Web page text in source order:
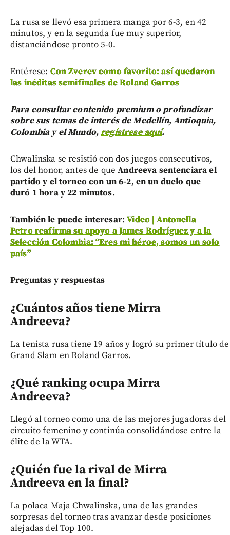
La rusa se llevó esa primera manga por 6-3, en 42
minutos, y en la segunda fue muy superior,
distanciándose pronto 5-0.
Entérese:Con Zverev como favorito: así quedaron
las inéditas semifinales de Roland Garros
Para consultar contenido premium o profundizar
sobre sus temas de interés de Medellín, Antioquia,
Colombia y el Mundo,regístrese aquí.
Chwalinska se resistió con dos juegos consecutivos,
los del honor, antes de queAndreeva sentenciara el
partido y el torneo con un 6-2, en un duelo que
duró 1 hora y 22 minutos.
También le puede interesar:Video | Antonella
Petro reafirma su apoyo a James Rodríguez y a la
Selección Colombia: “Eres mi héroe, somos un solo
país”
Preguntas y respuestas
¿Cuántos años tiene Mirra
Andreeva?
La tenista rusa tiene 19 años y logró su primer título de
Grand Slam en Roland Garros.
¿Qué ranking ocupa Mirra
Andreeva?
Llegó al torneo como una de las mejores jugadoras del
circuito femenino y continúa consolidándose entre la
élite de la WTA.
¿Quién fue la rival de Mirra
Andreeva en la final?
La polaca Maja Chwalinska, una de las grandes
sorpresas del torneo tras avanzar desde posiciones
alejadas del Top 100.